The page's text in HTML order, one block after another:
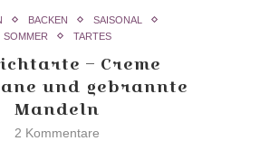
BACKEN
SAISONAL
SOMMER
TARTES
– Creme
und gebrannte
Mandeln
2 Kommentare